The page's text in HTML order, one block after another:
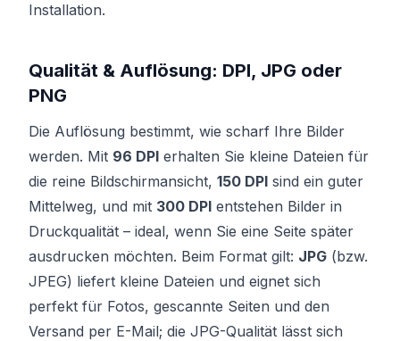
Installation.
Qualität & Auflösung: DPI, JPG oder
PNG
Die Auflösung bestimmt, wie scharf Ihre Bilder
werden. Mit 96 DPI erhalten Sie kleine Dateien für
die reine Bildschirmansicht, 150 DPI sind ein guter
Mittelweg, und mit 300 DPI entstehen Bilder in
Druckqualität – ideal, wenn Sie eine Seite später
ausdrucken möchten. Beim Format gilt: JPG (bzw.
JPEG) liefert kleine Dateien und eignet sich
perfekt für Fotos, gescannte Seiten und den
Versand per E-Mail; die JPG-Qualität lässt sich